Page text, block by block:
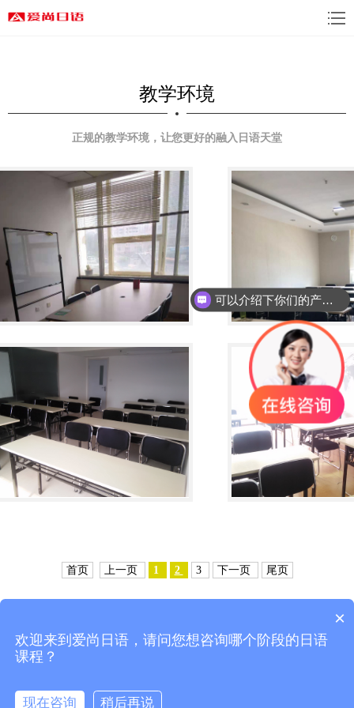
教学环境
正规的教学环境，让您更好的融入日语天堂
教学环境
首页 上一页 1 2 3 下一页 尾页
大连爱尚日语|大连日语培训|大连日语等级|大连日语学校|大连|日语|培训|大连日语考级|
版权所有 © 2010-2017 大连高新园区爱尚教育科技培训学校
可以介绍下你们的产品么？
×
欢迎来到爱尚日语，请问您想咨询哪个阶段的日语
课程？
现在咨询 稍后再说